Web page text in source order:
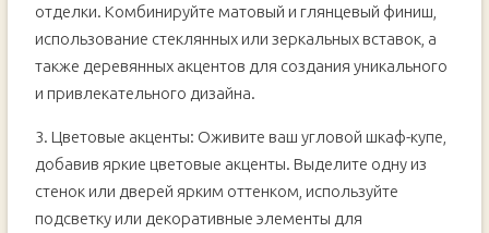
отделки. Комбинируйте матовый и глянцевый финиш,
использование стеклянных или зеркальных вставок, а
также деревянных акцентов для создания уникального
и привлекательного дизайна.
3. Цветовые акценты: Оживите ваш угловой шкаф-купе,
добавив яркие цветовые акценты. Выделите одну из
стенок или дверей ярким оттенком, используйте
подсветку или декоративные элементы для